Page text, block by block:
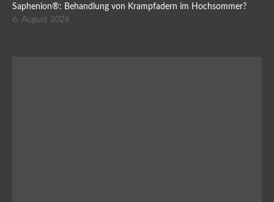
Saphenion®: Behandlung von Krampfadern im Hochsommer?
6. August 2026